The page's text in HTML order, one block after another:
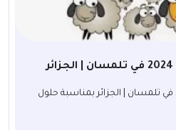
موعد صلاة عيد الأضحى 2024 في تلمسان | الجزائر بمناسبة حلول